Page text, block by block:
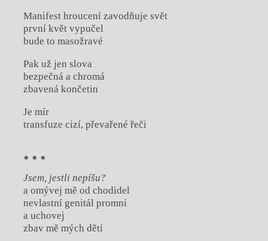
Manifest hroucení zavodňuje svět
první květ vypučel
bude to masožravé
Pak už jen slova
bezpečná a chromá
zbavená končetin
Je mír
transfuze cizí, převařené řeči
* * *
Jsem, jestli nepíšu?
a omývej mě od chodidel
nevlastní genitál promni
a uchovej
zbav mě mých dětí